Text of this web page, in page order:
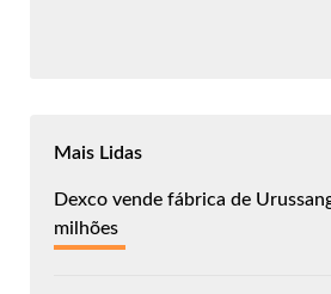
Mais Lidas
Dexco vende fábrica de
milhões